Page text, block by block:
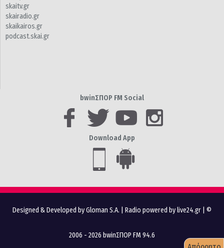
skaitv.gr
skairadio.gr
skaikairos.gr
podcast.skai.gr
bwinΣΠΟΡ FM Social
Download App
Designed & Developed by Gloman S.A. Radio powered by live24.gr | ©
2006 - 2026 bwinΣΠΟΡ FM 94.6